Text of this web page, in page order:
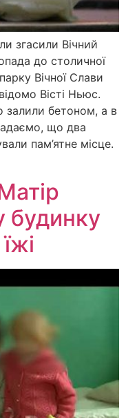
згасили Вічний
до столичної
Вічної Слави
Вісті Ньюс.
залили бетоном, а в
що два
пам’ятне місце.
будинку